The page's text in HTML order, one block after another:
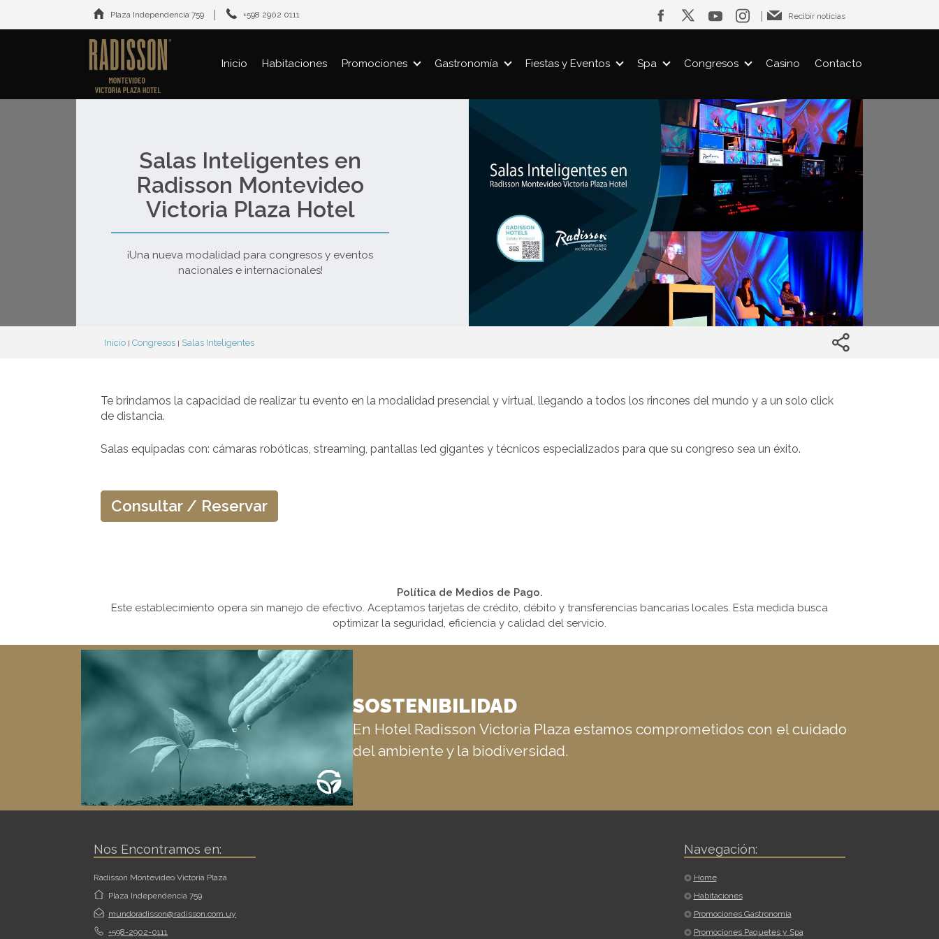
Plaza Independencia 759 │ +598 2902 0111 Recibir noticias
Inicio Habitaciones Promociones Gastronomía Fiestas y Eventos Spa Congresos Casino Contacto
Salas Inteligentes en
Radisson Montevideo
Victoria Plaza Hotel
¡Una nueva modalidad para congresos y eventos
nacionales e internacionales!
Inicio | Congresos | Salas Inteligentes
Te brindamos la capacidad de realizar tu evento en la modalidad presencial y virtual, llegando a todos los rincones del mundo y a un solo click
de distancia.
Salas equipadas con: cámaras robóticas, streaming, pantallas led gigantes y técnicos especializados para que su congreso sea un éxito.
Consultar / Reservar
Política de Medios de Pago.
Este establecimiento opera sin manejo de efectivo. Aceptamos tarjetas de crédito, débito y transferencias bancarias locales. Esta medida busca
optimizar la seguridad, eficiencia y calidad del servicio.
SOSTENIBILIDAD
En Hotel Radisson Victoria Plaza estamos comprometidos con el cuidado
del ambiente y la biodiversidad.
Nos Encontramos en:
Radisson Montevideo Victoria Plaza
Plaza Independencia 759
mundoradisson@radisson.com.uy
+598-2902-0111
Navegación:
Home
Habitaciones
Promociones Gastronomía
Promociones Paquetes y Spa